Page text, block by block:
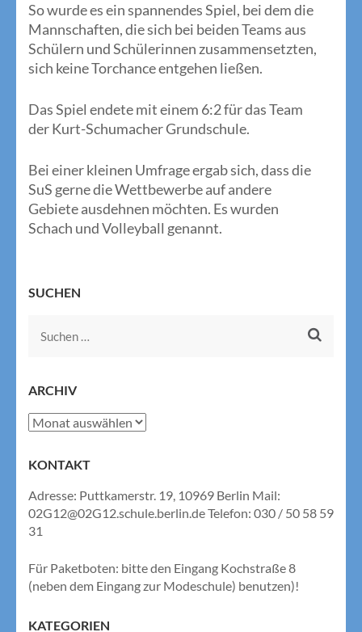
So wurde es ein spannendes Spiel, bei dem die
Mannschaften, die sich bei beiden Teams aus
Schülern und Schülerinnen zusammensetzten,
sich keine Torchance entgehen ließen.
Das Spiel endete mit einem 6:2 für das Team
der Kurt-Schumacher Grundschule.
Bei einer kleinen Umfrage ergab sich, dass die
SuS gerne die Wettbewerbe auf andere
Gebiete ausdehnen möchten. Es wurden
Schach und Volleyball genannt.
SUCHEN
Suchen
ARCHIV
Archiv
KONTAKT
Adresse: Puttkamerstr. 19, 10969 Berlin Mail:
02G12@02G12.schule.berlin.de Telefon: 030 / 50 58 59
31
Für Paketboten: bitte den Eingang Kochstraße 8
(neben dem Eingang zur Modeschule) benutzen)!
KATEGORIEN